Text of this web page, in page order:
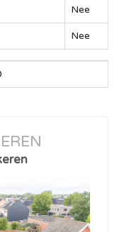
Nee
Nee